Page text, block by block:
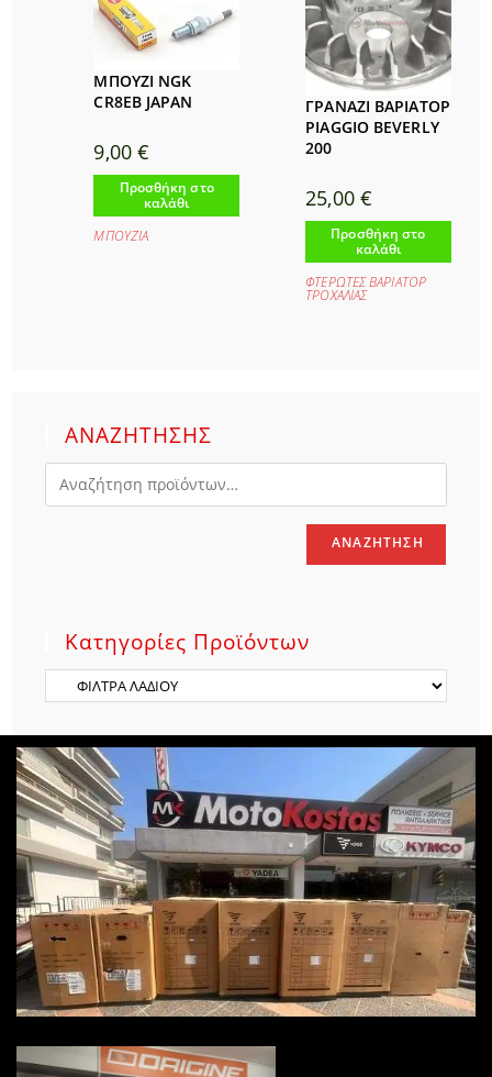
ΜΠΟΥΖΙ NGK
CR8EB JAPAN
9,00 €
Προσθήκη στο
καλάθι
ΜΠΟΥΖΙA
ΓΡΑΝΑΖΙ ΒΑΡΙΑΤΟΡ
PIAGGIO BEVERLY
200
25,00 €
Προσθήκη στο
καλάθι
ΦΤΕΡΩΤΕΣ ΒΑΡΙΑΤΟΡ
ΤΡΟΧΑΛΙΑΣ
ΑΝΑΖΗΤΗΣΗΣ
ΑΝΑΖΉΤΗΣΗ
Κατηγορίες Προϊόντων